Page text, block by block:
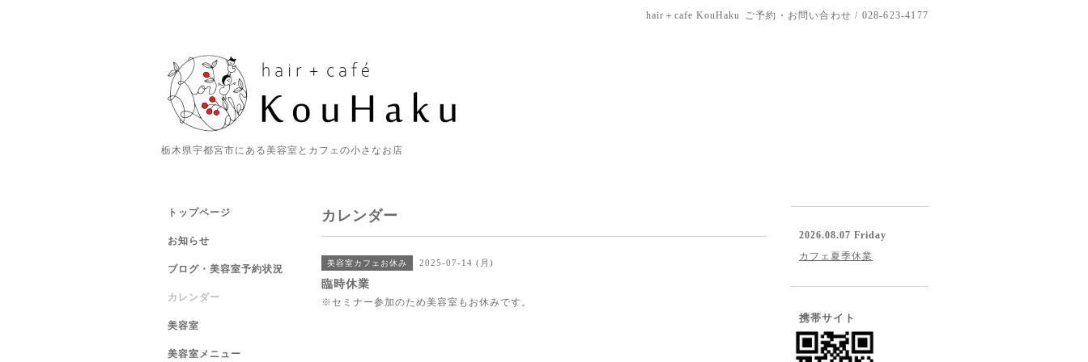
hair＋cafe KouHaku ご予約・お問い合わせ / 028-623-4177
栃木県宇都宮市にある美容室とカフェの小さなお店
カレンダー
美容室カフェお休み 2025-07-14 (月)
臨時休業
※セミナー参加のため美容室もお休みです。
トップページ
お知らせ
ブログ・美容室予約状況
カレンダー
美容室
美容室メニュー
2026.08.07 Friday
カフェ夏季休業
携帯サイト